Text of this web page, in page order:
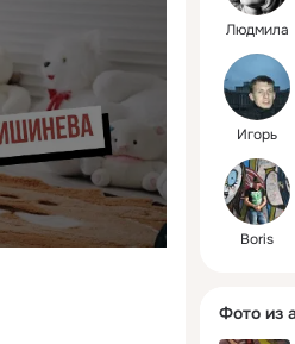
Людмила
Игорь
Boris
Фото из